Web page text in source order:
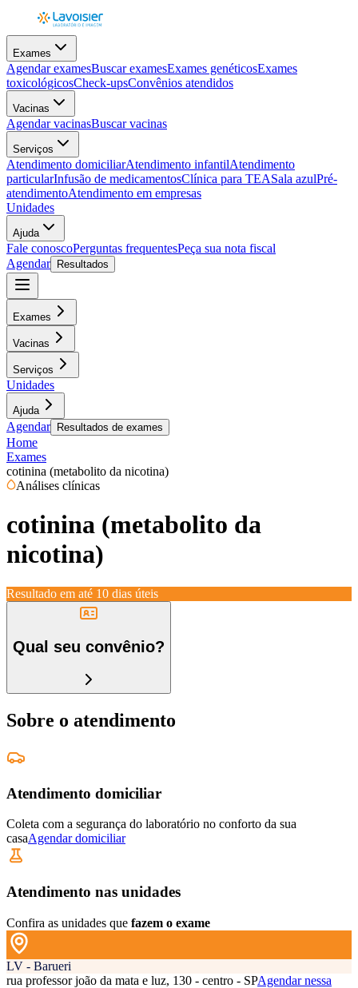
Exames
Agendar examesBuscar examesExames genéticosExames
toxicológicosCheck-upsConvênios atendidos
Vacinas
Agendar vacinasBuscar vacinas
Serviços
Atendimento domiciliarAtendimento infantilAtendimento
particularInfusão de medicamentosClínica para TEASala azulPré-
atendimentoAtendimento em empresas
Unidades
Ajuda
Fale conoscoPerguntas frequentesPeça sua nota fiscal
Agendar
Resultados
Exames
Vacinas
Serviços
Unidades
Ajuda
Agendar Resultados de exames
Home
Exames
cotinina (metabolito da nicotina)
Análises clínicas
cotinina (metabolito da
nicotina)
Resultado em até 10 dias úteis
Qual seu convênio?
Sobre o atendimento
Atendimento domiciliar
Coleta com a segurança do laboratório no conforto da sua
casaAgendar domiciliar
Atendimento nas unidades
Confira as unidades que fazem o exame
LV - Barueri
rua professor joão da mata e luz, 130 - centro - SPAgendar nessa